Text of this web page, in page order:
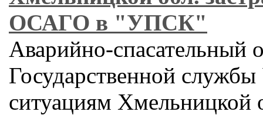
ОСАГО в "УПСК"
Аварийно-спасательный
Государственной
ситуациям Хмельницкой